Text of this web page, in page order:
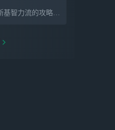
"赛马娘"游戏中，丸善斯基智力流的攻略包括基本概念、训练技巧和应用场景，适应新手和老玩家。策略涉及选马、技能选择、回复技能的获取、卡牌的选择和配合，以及比赛过程中的实施，最终目标是提高游戏胜率并优化游戏体验。案例中的马匹在决赛中位列第二，证明该策略的有效性。